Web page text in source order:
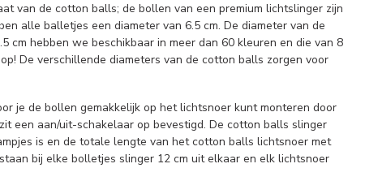
van de cotton balls; de bollen van een premium lichtslinger zijn
alle balletjes een diameter van 6.5 cm. De diameter van de
cm hebben we beschikbaar in meer dan 60 kleuren en die van 8
De verschillende diameters van de cotton balls zorgen voor
je de bollen gemakkelijk op het lichtsnoer kunt monteren door
een aan/uit-schakelaar op bevestigd. De cotton balls slinger
is en de totale lengte van het cotton balls lichtsnoer met
bij elke bolletjes slinger 12 cm uit elkaar en elk lichtsnoer